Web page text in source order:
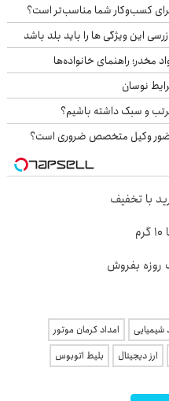
برای کسب‌وکار شما مناسب‌تر است؟
این ویژگی ها را باید بلد باشد
نوسان
و سبک داشته باشیم؟
حضور وکیل متخصص ضروری است؟
با تخفیف
روزه بفروش
شیمیایی
امداد کرمان موتور
ارز دیجیتال بلیط اتوبوس